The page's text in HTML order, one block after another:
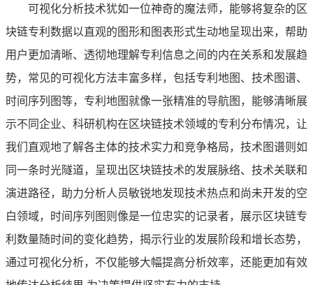
可视化分析技术犹如一位神奇的魔法师，能够将复杂的区
块链专利数据以直观的图形和图表形式生动地呈现出来，帮助
用户更加清晰、透彻地理解专利信息之间的内在关系和发展趋
势，常见的可视化方法丰富多样，包括专利地图、技术图谱、
时间序列图等，专利地图就像一张精准的导航图，能够清晰展
示不同企业、科研机构在区块链技术领域的专利分布情况，让
我们直观地了解各主体的技术实力和竞争格局，技术图谱则如
同一条时光隧道，呈现出区块链技术的发展脉络、技术关联和
演进路径，助力分析人员敏锐地发现技术热点和尚未开发的空
白领域，时间序列图则像是一位忠实的记录者，展示区块链专
利数量随时间的变化趋势，揭示行业的发展阶段和增长态势，
通过可视化分析，不仅能够大幅提高分析效率，还能更加有效